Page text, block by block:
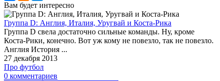
Вам будет интересно
Группа D: Англия, Италия, Уругвай и Коста-Рика
Группа D свела достаточно сильные команды. Ну, кроме
Коста-Рики, конечно. Вот уж кому не повезло, так не повезло.
Англия История ...
27 декабря 2013
Про футбол
0 комментариев